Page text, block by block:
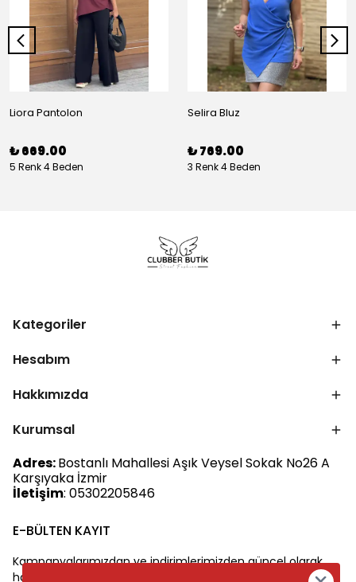
Liora Pantolon
₺ 669.00
5 Renk 4 Beden
Selira Bluz
₺ 769.00
3 Renk 4 Beden
Kategoriler
Hesabım
Hakkımızda
Kurumsal
Adres:Bostanlı Mahallesi Aşık Veysel Sokak No26 A
Karşıyaka İzmir
İletişim: 05302205846
E-BÜLTEN KAYIT
Kampanyalarımızdan ve indirimlerimizden güncel olarak
haberdar olun.